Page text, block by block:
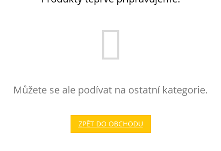
Můžete se ale podívat na ostatní kategorie.
ZPĚT DO OBCHODU